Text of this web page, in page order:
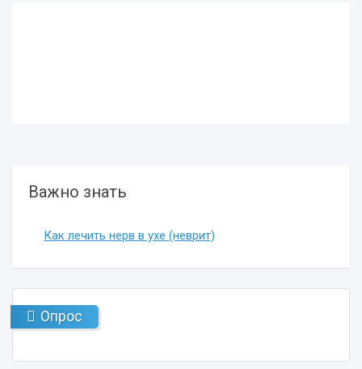
Важно знать
Как лечить нерв в ухе (неврит)
Опрос